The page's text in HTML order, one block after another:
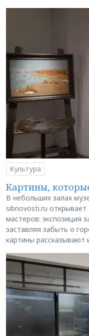
Культура
Картины,
В небольших залах
sibnovosti.ru
мастеров: экспозиция
заставляя забыть о
картины